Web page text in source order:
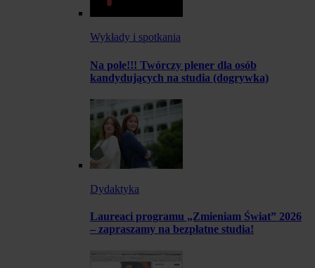
Wykłady i spotkania
Na pole!!! Twórczy plener dla osób
kandydujących na studia (dogrywka)
Dydaktyka
Laureaci programu „Zmieniam Świat” 2026
– zapraszamy na bezpłatne studia!